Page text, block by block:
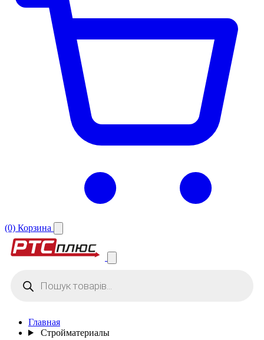
(0) Корзина
товаров
Главная
Стройматериалы